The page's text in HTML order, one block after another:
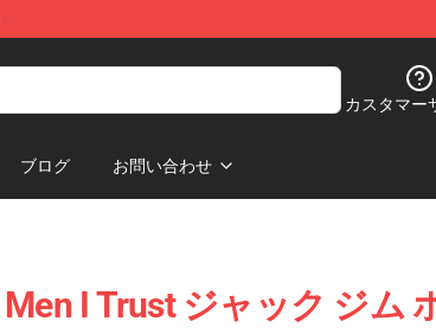
カスタマー
ブログ お問い合わせ
I Trust ジャック ジム